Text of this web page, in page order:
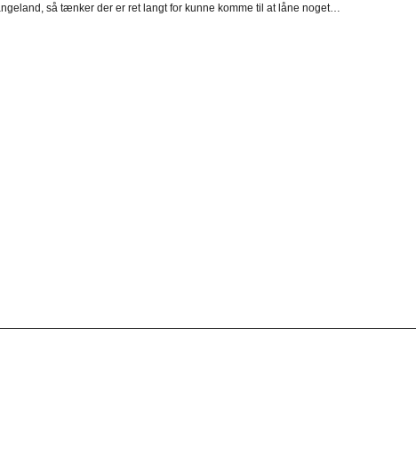
så tænker der er ret langt for kunne komme til at låne noget…